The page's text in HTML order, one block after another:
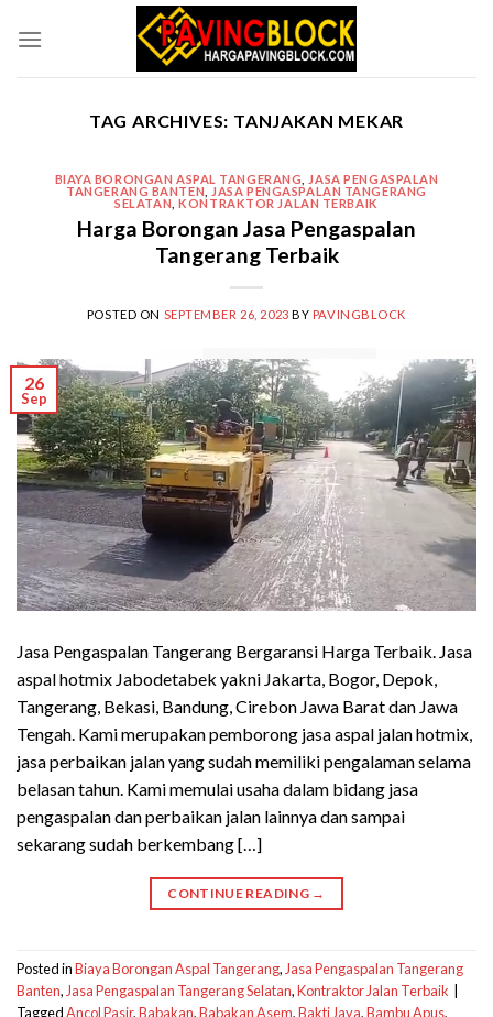
TAG ARCHIVES: TANJAKAN MEKAR
BIAYA BORONGAN ASPAL TANGERANG
JASA PENGASPALAN
TANGERANG BANTEN
JASA PENGASPALAN TANGERANG
SELATAN ,KONTRAKTOR JALAN TERBAIK
Harga Borongan Jasa Pengaspalan
Tangerang Terbaik
POSTED ON SEPTEMBER 26, 2023 BY PAVINGBLOCK
26
Sep
Jasa Pengaspalan Tangerang Bergaransi Harga Terbaik. Jasa
aspal hotmix Jabodetabek yakni Jakarta, Bogor, Depok,
Tangerang, Bekasi, Bandung, Cirebon Jawa Barat dan Jawa
Tengah. Kami merupakan pemborong jasa aspal jalan hotmix,
jasa perbaikan jalan yang sudah memiliki pengalaman selama
belasan tahun. Kami memulai usaha dalam bidang jasa
pengaspalan dan perbaikan jalan lainnya dan sampai
sekarang sudah berkembang […]
CONTINUE READING →
Posted inBiaya Borongan Aspal Tangerang,Jasa Pengaspalan Tangerang
Banten,Jasa Pengaspalan Tangerang Selatan,Kontraktor Jalan Terbaik
TaggedAncol Pasir,Babakan,Babakan Asem,Bakti Jaya,Bambu Apus,